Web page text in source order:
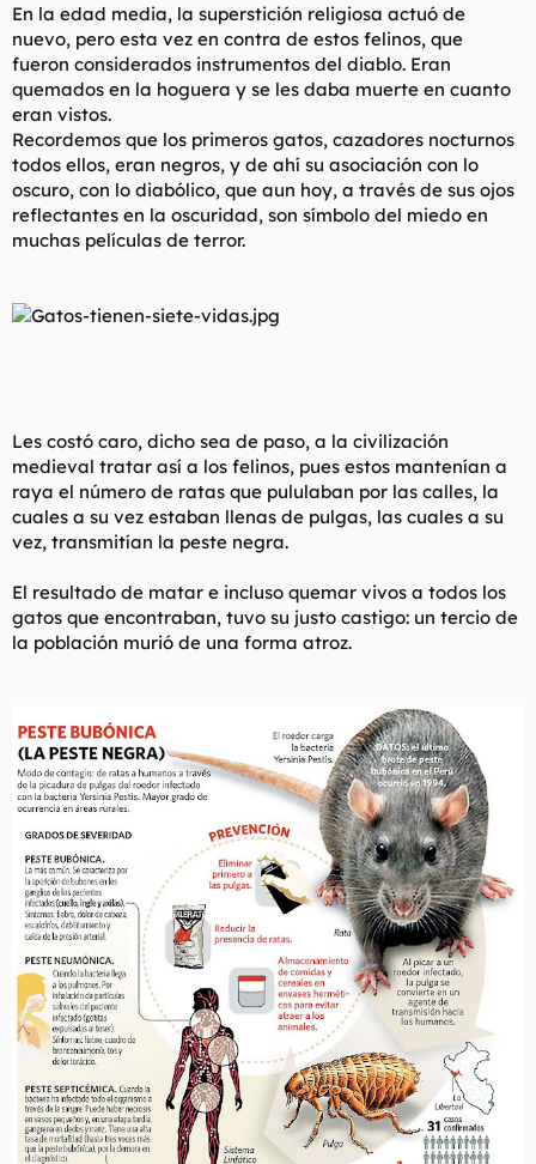
En la edad media, la superstición religiosa actuó de
nuevo, pero esta vez en contra de estos felinos, que
fueron considerados instrumentos del diablo. Eran
quemados en la hoguera y se les daba muerte en cuanto
eran vistos.
Recordemos que los primeros gatos, cazadores nocturnos
todos ellos, eran negros, y de ahí su asociación con lo
oscuro, con lo diabólico, que aun hoy, a través de sus ojos
reflectantes en la oscuridad, son símbolo del miedo en
muchas películas de terror.
Les costó caro, dicho sea de paso, a la civilización
medieval tratar así a los felinos, pues estos mantenían a
raya el número de ratas que pululaban por las calles, la
cuales a su vez estaban llenas de pulgas, las cuales a su
vez, transmitían la peste negra.
El resultado de matar e incluso quemar vivos a todos los
gatos que encontraban, tuvo su justo castigo: un tercio de
la población murió de una forma atroz.